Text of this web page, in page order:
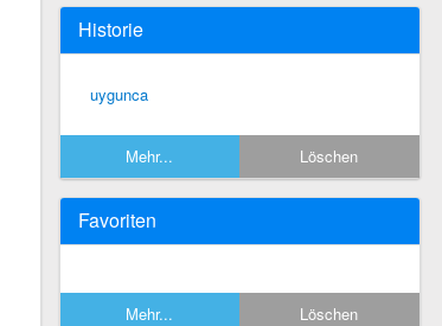
Historie
uygunca
Mehr... Löschen
Favoriten
Mehr... Löschen